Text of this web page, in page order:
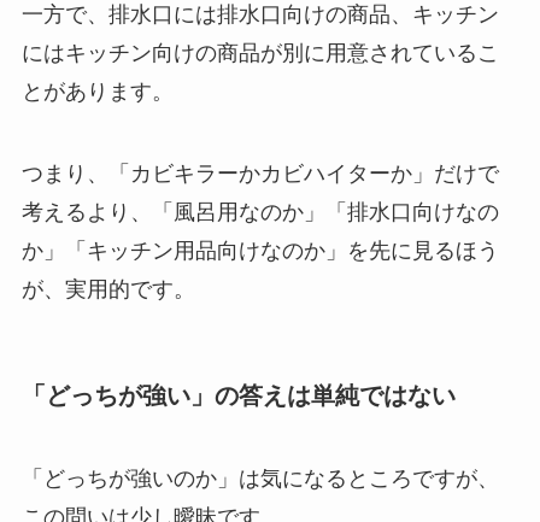
一方で、排水口には排水口向けの商品、キッチン
にはキッチン向けの商品が別に用意されているこ
とがあります。
つまり、「カビキラーかカビハイターか」だけで
考えるより、「風呂用なのか」「排水口向けなの
か」「キッチン用品向けなのか」を先に見るほう
が、実用的です。
「どっちが強い」の答えは単純ではない
「どっちが強いのか」は気になるところですが、